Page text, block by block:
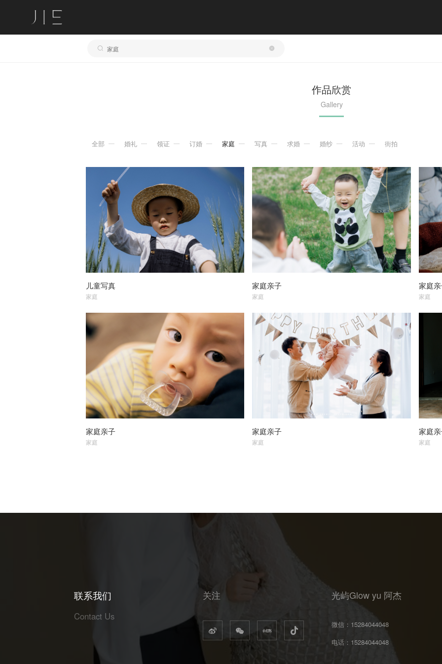
作品欣赏
Gallery
全部 婚礼 领证 订婚 家庭 写真 求婚 婚纱 活动 街拍
儿童写真
家庭
家庭亲子
家庭
家庭
家庭
家庭亲子
家庭
家庭亲子
家庭
家庭
家庭
联系我们
Contact Us
关注 光屿Glow yu 阿杰
微信： 15284044048
电话： 15284044048